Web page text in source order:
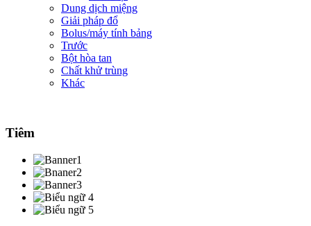
Dung dịch miệng
Giải pháp đổ
Bolus/máy tính bảng
Trước
Bột hòa tan
Chất khử trùng
Khác
Tiêm